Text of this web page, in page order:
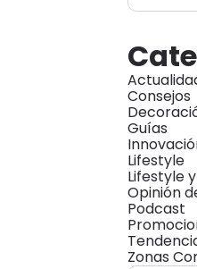
Consejos
Guías
Lifestyle
Lifestyle
Opinión
Podcast
Zonas